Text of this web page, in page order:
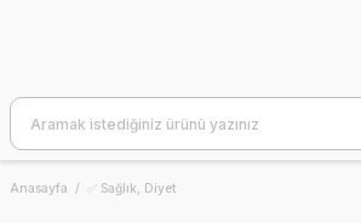
Anasayfa ✅ Sağlık, Diyet